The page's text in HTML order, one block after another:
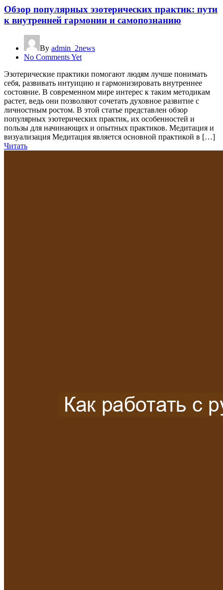
Обзор популярных эзотерических практик: пути
к внутренней гармонии и самопознанию
By admin_2news
No Comments Yet
Эзотерические практики помогают людям лучше понимать
себя, развивать интуицию и гармонизировать внутреннее
состояние. В современном мире интерес к таким методикам
растет, ведь они позволяют сочетать духовное развитие с
личностным ростом. В этой статье представлен обзор
популярных эзотерических практик, их особенностей и
пользы для начинающих и опытных практиков. Медитация и
визуализация Медитация является основной практикой в […]
Читать